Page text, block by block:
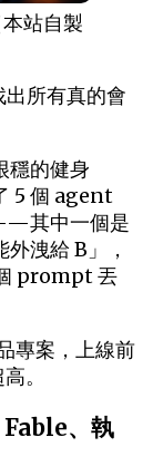
站自製
出所有真的會
穩的健身
5 個 agent
其中一個是
外洩給 B」，
prompt 丟
專案，上線前
。
Fable、執